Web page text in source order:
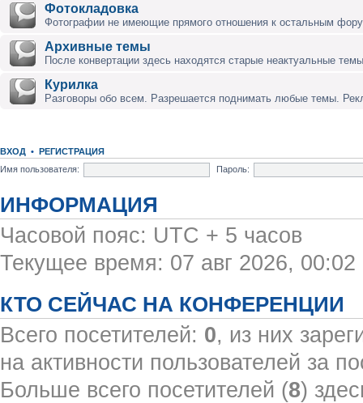
Фотокладовка
Фотографии не имеющие прямого отношения к остальным
Архивные темы
После конвертации здесь находятся старые неактуальные
Курилка
Разговоры обо всем. Разрешается поднимать любые темы.
ВХОД • РЕГИСТРАЦИЯ
Имя пользователя:
Пароль:
ИНФОРМАЦИЯ
Часовой пояс: UTC + 5 часов
Текущее время: 07 авг 2026, 00:02
КТО СЕЙЧАС НА КОНФЕРЕНЦИИ
Всего посетителей: 0, из них
на активности пользователей за
Больше всего посетителей (8)